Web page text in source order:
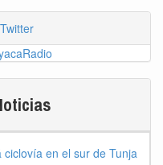
en el sur de Tunja